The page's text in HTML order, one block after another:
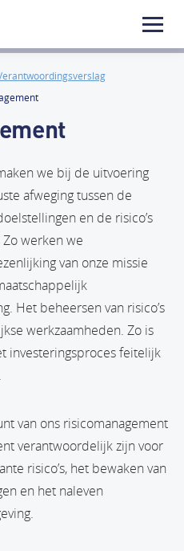
we bij de uitvoering
afweging tussen de
en de risico’s
werken we
van onze missie
Het beheersen van risico’s
werkzaamheden. Zo is
investeringsproces feitelijk
van ons risicomanagement
verantwoordelijk zijn voor
risico’s, het bewaken van
en het naleven